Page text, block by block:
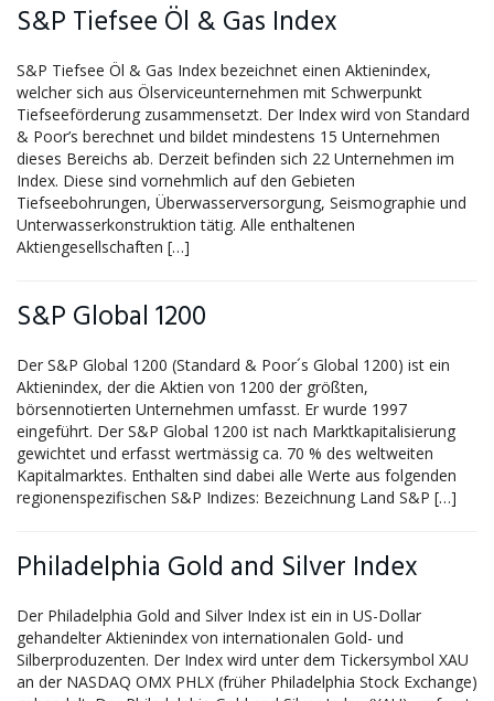
S&P Tiefsee Öl & Gas Index
S&P Tiefsee Öl & Gas Index bezeichnet einen Aktienindex,
welcher sich aus Ölserviceunternehmen mit Schwerpunkt
Tiefseeförderung zusammensetzt. Der Index wird von Standard
& Poor’s berechnet und bildet mindestens 15 Unternehmen
dieses Bereichs ab. Derzeit befinden sich 22 Unternehmen im
Index. Diese sind vornehmlich auf den Gebieten
Tiefseebohrungen, Überwasserversorgung, Seismographie und
Unterwasserkonstruktion tätig. Alle enthaltenen
Aktiengesellschaften […]
S&P Global 1200
Der S&P Global 1200 (Standard & Poor´s Global 1200) ist ein
Aktienindex, der die Aktien von 1200 der größten,
börsennotierten Unternehmen umfasst. Er wurde 1997
eingeführt. Der S&P Global 1200 ist nach Marktkapitalisierung
gewichtet und erfasst wertmässig ca. 70 % des weltweiten
Kapitalmarktes. Enthalten sind dabei alle Werte aus folgenden
regionenspezifischen S&P Indizes: Bezeichnung Land S&P […]
Philadelphia Gold and Silver Index
Der Philadelphia Gold and Silver Index ist ein in US-Dollar
gehandelter Aktienindex von internationalen Gold- und
Silberproduzenten. Der Index wird unter dem Tickersymbol XAU
an der NASDAQ OMX PHLX (früher Philadelphia Stock Exchange)